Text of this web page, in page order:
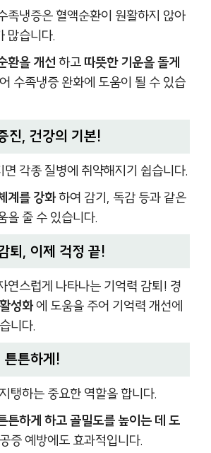
족냉증은 혈액순환이 원활하지 않아
많습니다.
환을 개선 하고 따뜻한 기운을 돌게
수족냉증 완화에 도움이 될 수 있습
진, 건강의 기본!
면 각종 질병에 취약해지기 쉽습니다.
계를 강화하여 감기, 독감 등과 같은
을 줄 수 있습니다.
퇴, 이제 걱정 끝!
연스럽게 나타나는 기억력 감퇴! 경
성화에 도움을 주어 기억력 개선에
니다.
튼하게!
탱하는 중요한 역할을 합니다.
튼하게 하고 골밀도를 높이는 데 도
증 예방에도 효과적입니다.